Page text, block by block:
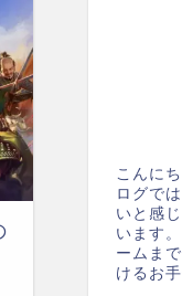
こんに
ログで
いと感
います
ームま
けるお